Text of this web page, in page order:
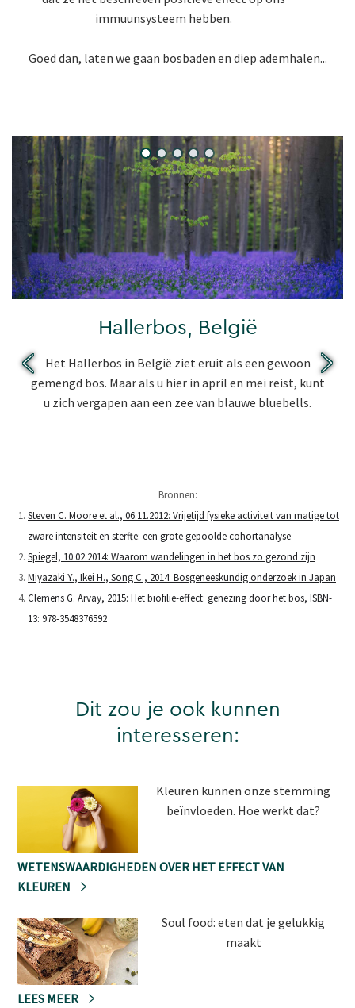
immuunsysteem hebben.
Goed dan, laten we gaan bosbaden en diep ademhalen...
Hallerbos, België
Het Hallerbos in België ziet eruit als een gewoon
gemengd bos. Maar als u hier in april en mei reist, kunt
u zich vergapen aan een zee van blauwe bluebells.
Bronnen:
Steven C. Moore et al., 06.11.2012: Vrijetijd fysieke activiteit van matige tot
zware intensiteit en sterfte: een grote gepoolde cohortanalyse
Spiegel, 10.02.2014: Waarom wandelingen in het bos zo gezond zijn
Miyazaki Y., Ikei H., Song C., 2014: Bosgeneeskundig onderzoek in Japan
Clemens G. Arvay, 2015: Het biofilie-effect: genezing door het bos, ISBN-
13: 978-3548376592
Dit zou je ook kunnen
interesseren:
Kleuren kunnen onze stemming
beïnvloeden. Hoe werkt dat?
WETENSWAARDIGHEDEN OVER HET EFFECT VAN
KLEUREN
Soul food: eten dat je gelukkig
maakt
LEES MEER